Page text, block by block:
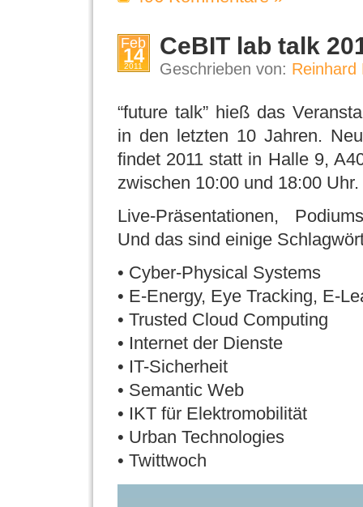
Feb
14
2011
CeBIT lab talk
Geschrieben von: Reinhard
“future talk” hieß das
in den letzten 10 Jahren.
findet 2011 statt in Halle 9,
zwischen 10:00 und 18:00 Uhr.
Live-Präsentationen,
Und das sind einige
• Cyber-Physical Systems
• E-Energy, Eye Tracking, E-
• Trusted Cloud Computing
• Internet der Dienste
• IT-Sicherheit
• Semantic Web
• IKT für Elektromobilität
• Urban Technologies
• Twittwoch